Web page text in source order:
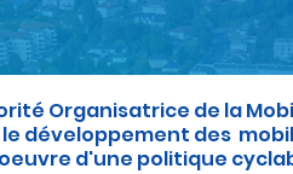
Organisatrice de la
développement des
d'une politique